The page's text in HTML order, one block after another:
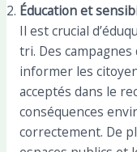
Éducation et
Il est crucial
tri. Des
informer les
acceptés dans le
conséquences
correctement. De